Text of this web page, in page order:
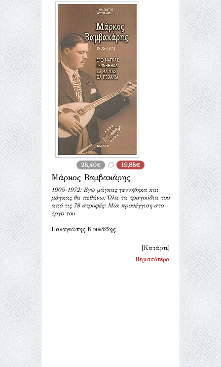
28,40€ 19,88€
Μάρκος Βαμβακάρης
1905-1972: Εγώ μάγκας γεννήθηκα και
μάγκας θα πεθάνω: Όλα τα τραγούδια του
από τις 78 στροφές: Μία προσέγγιση στο
έργο του
Παναγιώτης Κουνάδης
[Κατάρτι]
Περισσότερα